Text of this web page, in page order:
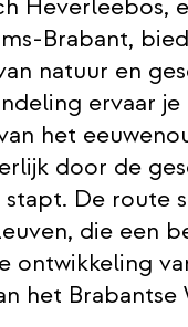
Heverleebos,
Brabant,
natuur en
ervaar
het
door de
De route
die een
ontwikkeling
het Brabantse